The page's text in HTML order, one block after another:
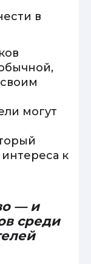
в
могут
к
— и
среди